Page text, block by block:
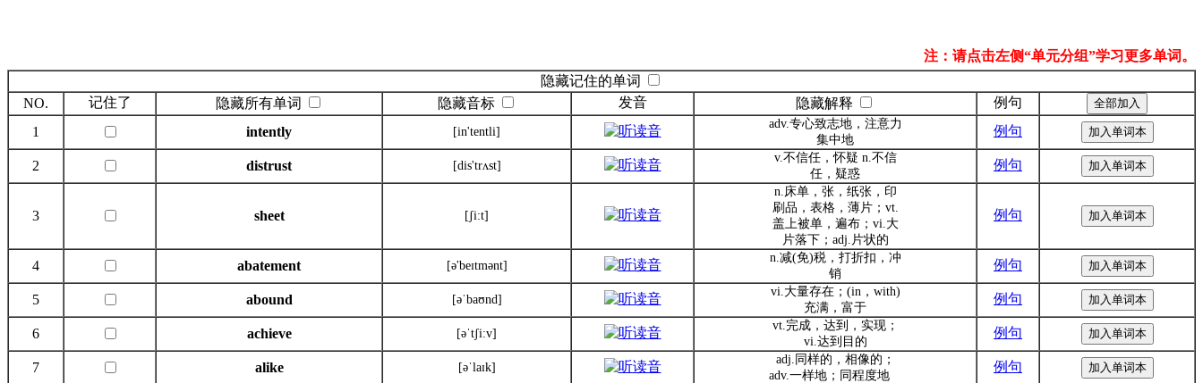
注：请点击左侧“单元分组”学习更多单词。
隐藏记住的单词
NO.
记住了 隐藏所有单词 隐藏音标 发音 隐藏解释
例句
1
intently [in'tentli]
adv.专心致志地，注意力
集中地
例句
2 distrust [dis'trʌst]
v.不信任，怀疑 n.不信
任，疑惑
例句
3 sheet [ʃi:t]
n.床单，张，纸张，印
刷品，表格，薄片；vt.
盖上被单，遍布；vi.大
片落下；adj.片状的
例句
4 abatement [ə'beɪtmənt]
n.减(免)税，打折扣，冲
销
例句
5 abound [əˈbaʊnd]
vi.大量存在；(in，with)
充满，富于
例句
6 achieve [əˈtʃi:v]
vt.完成，达到，实现；
vi.达到目的
例句
7 alike [əˈlaɪk]
adj.同样的，相像的；
adv.一样地；同程度地
例句